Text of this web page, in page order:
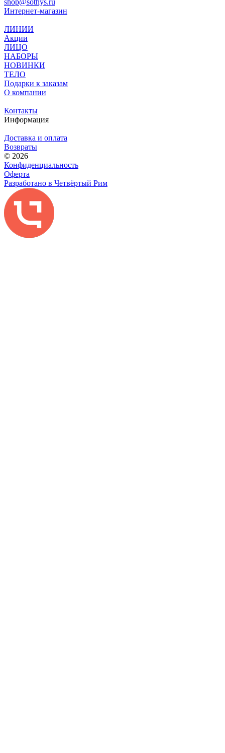
Интернет-магазин
ЛИНИИ
Акции
ЛИЦО
НАБОРЫ
НОВИНКИ
ТЕЛО
Подарки к заказам
О компании
Контакты
Информация
Доставка и оплата
Возвраты
© 2026
Конфиденциальность
Оферта
Разработано в Четвёртый Рим